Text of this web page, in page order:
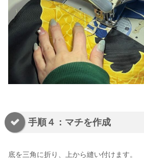
手順４：マチを作成
底を三角に折り、上から縫い付けます。